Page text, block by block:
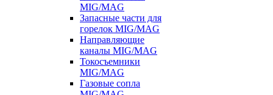
MIG/MAG
Запасные части для
горелок MIG/MAG
Направляющие
каналы MIG/MAG
Токосъемники
MIG/MAG
Газовые сопла